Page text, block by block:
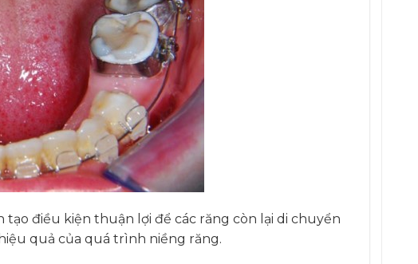
điều kiện thuận lợi để các răng còn lại di chuyển
quả của quá trình niềng răng.